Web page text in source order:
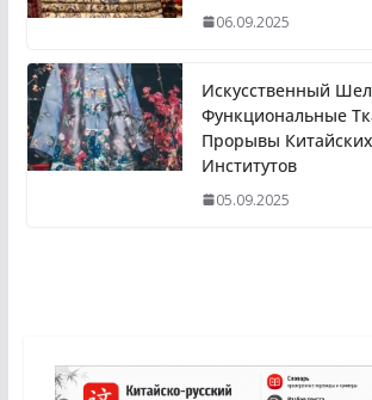
06.09.2025
Искусственный
Функциональные
Прорывы
Институтов
05.09.2025